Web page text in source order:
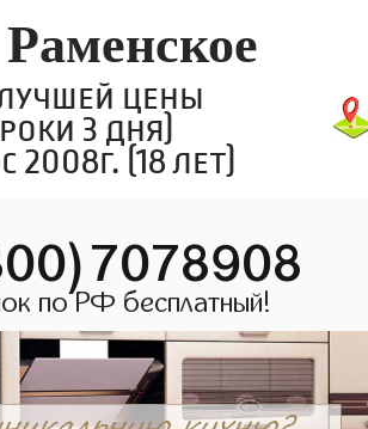
цены
3 дня)
2008г. (18 лет)
по РФ бесплатный!